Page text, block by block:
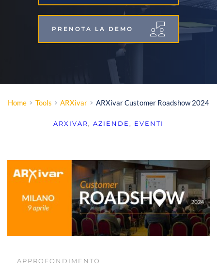
PRENOTA LA DEMO
Home Tools ARXivar ARXivar Customer Roadshow 2024
ARXIVAR, AZIENDE , EVENTI
APPROFONDIMENTO